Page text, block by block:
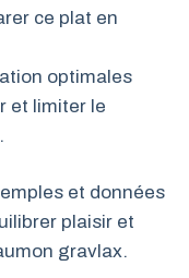
ce plat en
optimales
et limiter le
et données
plaisir et
gravlax.